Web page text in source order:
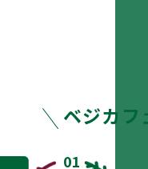
ベジカフ